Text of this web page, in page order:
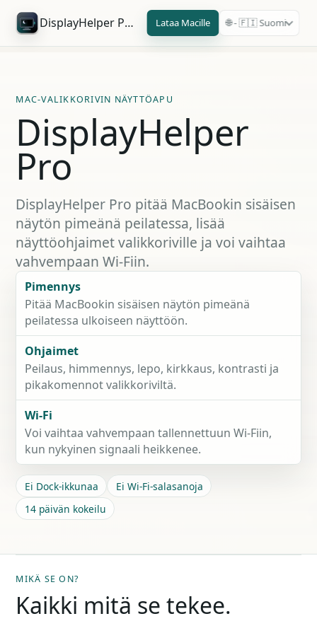
DisplayHelper Pro Lataa Macille 🌐 - 🇫🇮 Suomi
MAC-VALIKKORIVIN NÄYTTÖAPU
DisplayHelper
Pro
DisplayHelper Pro pitää MacBookin sisäisen
näytön pimeänä peilatessa, lisää
näyttöohjaimet valikkoriville ja voi vaihtaa
vahvempaan Wi-Fiin.
Pimennys
Pitää MacBookin sisäisen näytön pimeänä
peilatessa ulkoiseen näyttöön.
Ohjaimet
Peilaus, himmennys, lepo, kirkkaus, kontrasti ja
pikakomennot valikkoriviltä.
Wi-Fi
Voi vaihtaa vahvempaan tallennettuun Wi-Fiin,
kun nykyinen signaali heikkenee.
Ei Dock-ikkunaa
Ei Wi-Fi-salasanoja
14 päivän kokeilu
MIKÄ SE ON?
Kaikki mitä se tekee.